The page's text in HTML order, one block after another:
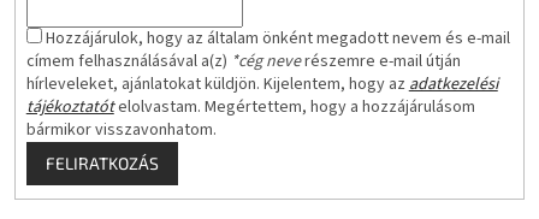
Hozzájárulok, hogy az általam önként megadott nevem és e-mail
címem felhasználásával a(z) *cég neverészemre e-mail útján
hírleveleket, ajánlatokat küldjön. Kijelentem, hogy azadatkezelési
tájékoztatótelolvastam. Megértettem, hogy a hozzájárulásom
bármikor visszavonhatom.
FELIRATKOZÁS